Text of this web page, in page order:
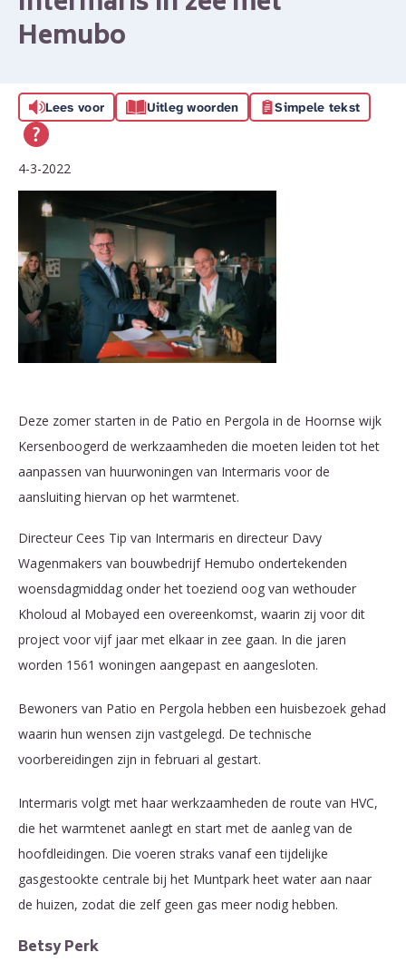
Hemubo
Lees voor Uitleg woorden Simpele tekst
4-3-2022
Deze zomer starten in de Patio en Pergola in de Hoornse wijk
Kersenboogerd de werkzaamheden die moeten leiden tot het
aanpassen van huurwoningen van Intermaris voor de
aansluiting hiervan op het warmtenet.
Directeur Cees Tip van Intermaris en directeur Davy
Wagenmakers van bouwbedrijf Hemubo ondertekenden
woensdagmiddag onder het toeziend oog van wethouder
Kholoud al Mobayed een overeenkomst, waarin zij voor dit
project voor vijf jaar met elkaar in zee gaan. In die jaren
worden 1561 woningen aangepast en aangesloten.
Bewoners van Patio en Pergola hebben een huisbezoek gehad
waarin hun wensen zijn vastgelegd. De technische
voorbereidingen zijn in februari al gestart.
Intermaris volgt met haar werkzaamheden de route van HVC,
die het warmtenet aanlegt en start met de aanleg van de
hoofdleidingen. Die voeren straks vanaf een tijdelijke
gasgestookte centrale bij het Muntpark heet water aan naar
de huizen, zodat die zelf geen gas meer nodig hebben.
Betsy Perk